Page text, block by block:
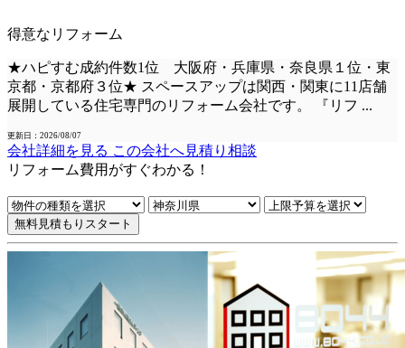
得意なリフォーム
★ハピすむ成約件数1位 大阪府・兵庫県・奈良県１位・東
京都・京都府３位★ スペースアップは関西・関東に11店舗
展開している住宅専門のリフォーム会社です。 『リフ ...
更新日：2026/08/07
会社詳細を見る この会社へ見積り相談
リフォーム費用 がすぐわかる！
無料見積もりスタート